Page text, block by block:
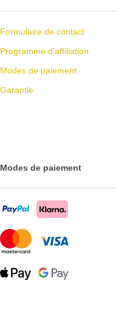
Formulaire de contact
Programme d'affiliation
Modes de paiement
Garantie
Modes de paiement